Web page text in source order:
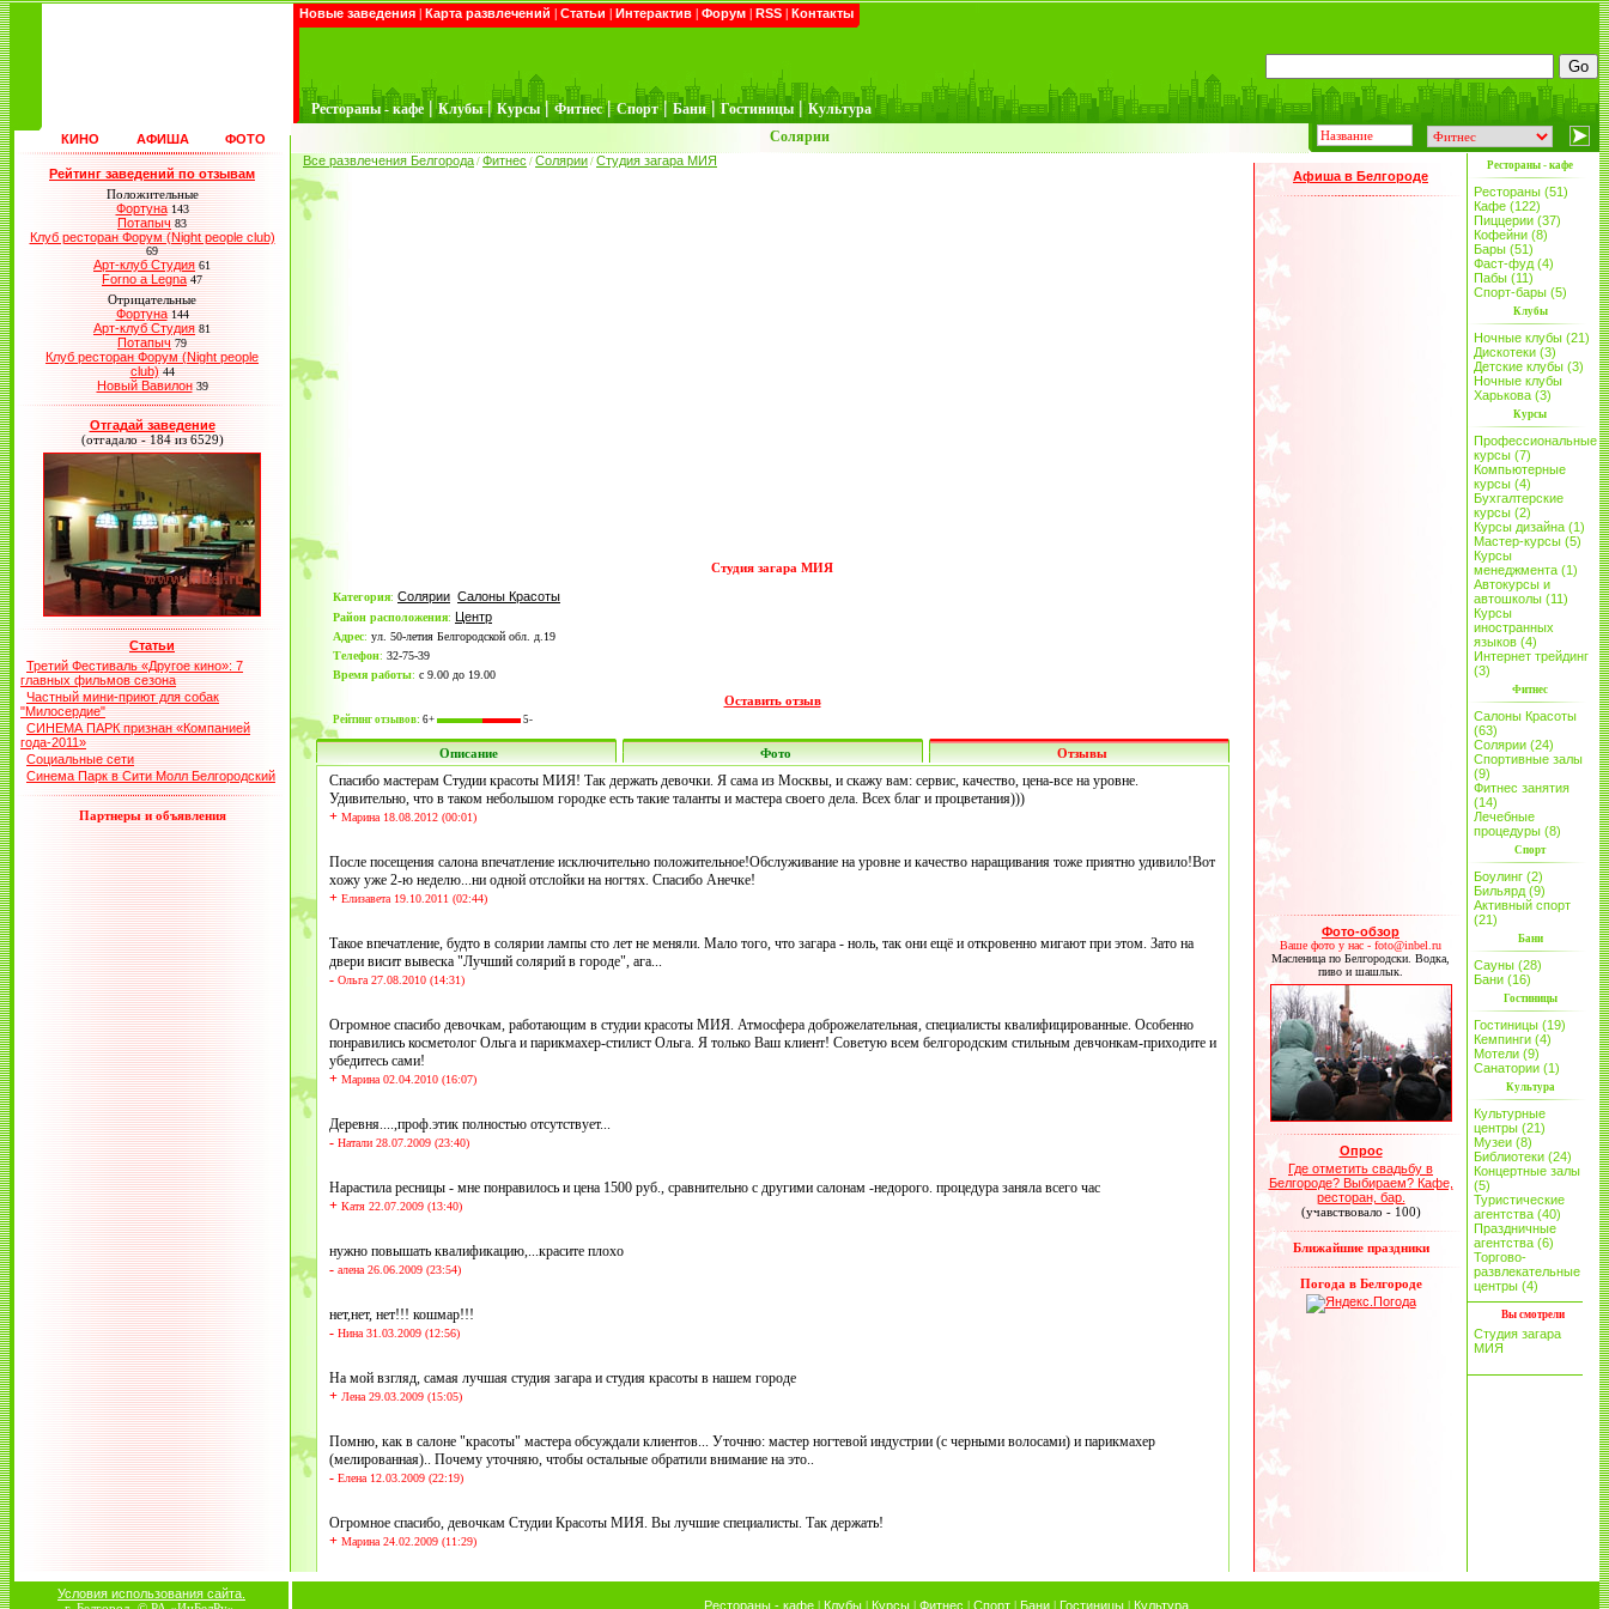
Новые заведения | Карта развлечений | Статьи | Интерактив | Форум | RSS | Контакты
Рестораны - кафе | Клубы | Курсы | Фитнес | Спорт | Бани | Гостиницы | Культура
КИНО АФИША ФОТО Солярии
Рейтинг заведений по отзывам
Положительные
Фортуна 143
Потапыч 83
Клуб ресторан Форум (Night people club)
69
Арт-клуб Студия 61
Forno a Legna 47
Отрицательные
Фортуна 144
Арт-клуб Студия 81
Потапыч 79
Клуб ресторан Форум (Night people
club) 44
Новый Вавилон 39
Отгадай заведение
(отгадало - 184 из 6529)
Статьи
Третий Фестиваль «Другое кино»: 7
главных фильмов сезона
Частный мини-приют для собак
"Милосердие"
СИНЕМА ПАРК признан «Компанией
года-2011»
Социальные сети
Синема Парк в Сити Молл Белгородский
Партнеры и объявления
Все развлечения Белгорода / Фитнес / Солярии / Студия загара МИЯ
Студия загара МИЯ
Категория: Солярии Салоны Красоты
Район расположения: Центр
Адрес: ул. 50-летия Белгородской обл. д.19
Телефон: 32-75-39
Время работы: с 9.00 до 19.00
Оставить отзыв
Рейтинг отзывов: 6+ 5-
Описание Фото Отзывы
Спасибо мастерам Студии красоты МИЯ! Так держать девочки. Я сама из Москвы, и скажу вам: сервис, качество, цена-все на уровне.
Удивительно, что в таком небольшом городке есть такие таланты и мастера своего дела. Всех благ и процветания)))
+Марина 18.08.2012 (00:01)
После посещения салона впечатление исключительно положительное!Обслуживание на уровне и качество наращивания тоже приятно удивило!Вот
хожу уже 2-ю неделю...ни одной отслойки на ногтях. Спасибо Анечке!
+Елизавета 19.10.2011 (02:44)
Такое впечатление, будто в солярии лампы сто лет не меняли. Мало того, что загара - ноль, так они ещё и откровенно мигают при этом. Зато на
двери висит вывеска "Лучший солярий в городе", ага...
-Ольга 27.08.2010 (14:31)
Огромное спасибо девочкам, работающим в студии красоты МИЯ. Атмосфера доброжелательная, специалисты квалифицированные. Особенно
понравились косметолог Ольга и парикмахер-стилист Ольга. Я только Ваш клиент! Советую всем белгородским стильным девчонкам-приходите и
убедитесь сами!
+Марина 02.04.2010 (16:07)
Деревня....,проф.этик полностью отсутствует...
-Натали 28.07.2009 (23:40)
Нарастила ресницы - мне понравилось и цена 1500 руб., сравнительно с другими салонам -недорого. процедура заняла всего час
+Катя 22.07.2009 (13:40)
нужно повышать квалификацию,...красите плохо
-алена 26.06.2009 (23:54)
нет,нет, нет!!! кошмар!!!
-Нина 31.03.2009 (12:56)
На мой взгляд, самая лучшая студия загара и студия красоты в нашем городе
+Лена 29.03.2009 (15:05)
Помню, как в салоне "красоты" мастера обсуждали клиентов... Уточню: мастер ногтевой индустрии (с черными волосами) и парикмахер
(мелированная).. Почему уточняю, чтобы остальные обратили внимание на это..
-Елена 12.03.2009 (22:19)
Огромное спасибо, девочкам Студии Красоты МИЯ. Вы лучшие специалисты. Так держать!
+Марина 24.02.2009 (11:29)
Афиша в Белгороде
Фото-обзор
Ваше фото у нас - foto@inbel.ru
Масленица по Белгородски. Водка,
пиво и шашлык.
Опрос
Где отметить свадьбу в
Белгороде? Выбираем? Кафе,
ресторан, бар.
(учавствовало - 100)
Ближайшие праздники
Погода в Белгороде
Рестораны - кафе
Рестораны (51)
Кафе (122)
Пиццерии (37)
Кофейни (8)
Бары (51)
Фаст-фуд (4)
Пабы (11)
Спорт-бары (5)
Клубы
Ночные клубы (21)
Дискотеки (3)
Детские клубы (3)
Ночные клубы
Харькова (3)
Курсы
Профессиональные
курсы (7)
Компьютерные
курсы (4)
Бухгалтерские
курсы (2)
Курсы дизайна (1)
Мастер-курсы (5)
Курсы
менеджмента (1)
Автокурсы и
автошколы (11)
Курсы
иностранных
языков (4)
Интернет трейдинг
(3)
Фитнес
Салоны Красоты
(63)
Солярии (24)
Спортивные залы
(9)
Фитнес занятия
(14)
Лечебные
процедуры (8)
Спорт
Боулинг (2)
Бильярд (9)
Активный спорт
(21)
Бани
Сауны (28)
Бани (16)
Гостиницы
Гостиницы (19)
Кемпинги (4)
Мотели (9)
Санатории (1)
Культура
Культурные
центры (21)
Музеи (8)
Библиотеки (24)
Концертные залы
(5)
Туристические
агентства (40)
Праздничные
агентства (6)
Торгово-
развлекательные
центры (4)
Вы смотрели
Студия загара
МИЯ
Условия использования сайта.
Рестораны - кафе| Клубы| Курсы| Фитнес | Спорт| Бани| Гостиницы| Культура